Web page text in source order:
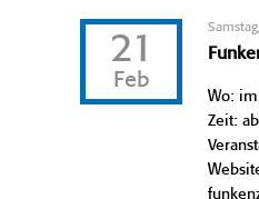
21
Feb
Wo: im
Zeit: